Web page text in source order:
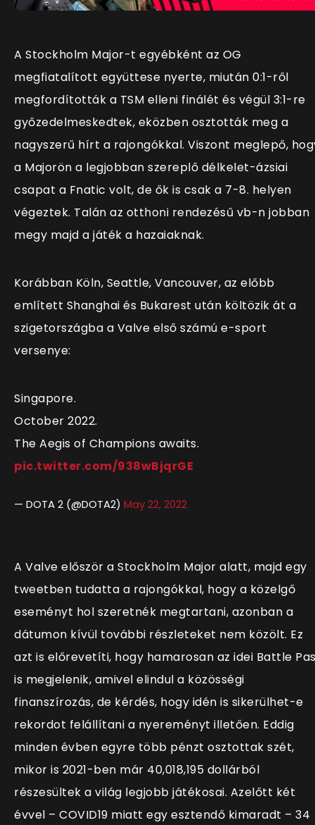
A Stockholm Major-t egyébként az OG
megfiatalított együttese nyerte, miután 0:1-ről
megfordították a TSM elleni finálét és végül 3:1-re
győzedelmeskedtek, eközben osztották meg a
nagyszerű hírt a rajongókkal. Viszont meglepő,
a Majorön a legjobban szereplő délkelet-ázsiai
csapat a Fnatic volt, de ők is csak a 7-8. helyen
végeztek. Talán az otthoni rendezésű vb-n jobban
megy majd a játék a hazaiaknak.
Korábban Köln, Seattle, Vancouver, az előbb
említett Shanghai és Bukarest után költözik át a
szigetországba a Valve első számú e-sport
versenye:
Singapore.
October 2022.
The Aegis of Champions awaits.
pic.twitter.com/938wBjqrGE
— DOTA 2 (@DOTA2) May 22, 2022
A Valve először a Stockholm Major alatt, majd egy
tweetben tudatta a rajongókkal, hogy a közelgő
eseményt hol szeretnék megtartani, azonban a
dátumon kívül további részleteket nem közölt. Ez
azt is előrevetíti, hogy hamarosan az idei Battle
is megjelenik, amivel elindul a közösségi
finanszírozás, de kérdés, hogy idén is sikerülhet-e
rekordot felállítani a nyereményt illetően. Eddig
minden évben egyre több pénzt osztottak szét,
mikor is 2021-ben már 40,018,195 dollárból
részesültek a világ legjobb játékosai. Azelőtt két
évvel – COVID19 miatt egy esztendő kimaradt – 34